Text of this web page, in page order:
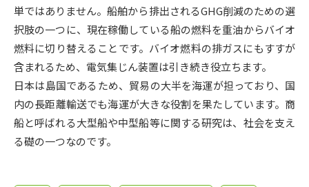
併願校選び 受験スケジュールを立てよう
先輩が入学を決めた理由 テレメール全国一斉進学調査
新生活お役立ちガイド
学問発見
単ではありません。船舶から排出されるGHG削減のための選
択肢の一つに、現在稼働している船の燃料を重油からバイオ
燃料に切り替えることです。バイオ燃料の排ガスにもすすが
含まれるため、電気集じん装置は引き続き役立ちます。
日本は島国であるため、貿易の大半を海運が担っており、国
内の長距離輸送でも海運が大きな役割を果たしています。商
船と呼ばれる大型船や中型船等に関する研究は、社会を支え
る礎の一つなのです。